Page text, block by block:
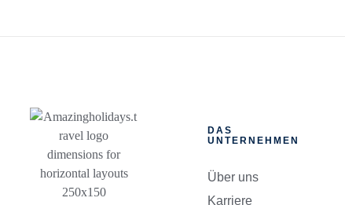
DAS
UNTERNEHMEN
Über uns
Karriere